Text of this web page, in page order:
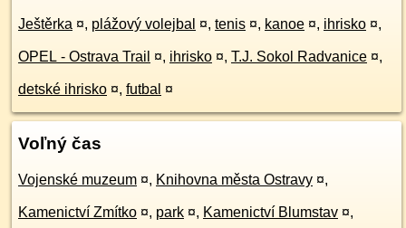
Ještěrka ¤, plážový volejbal ¤, tenis ¤, kanoe ¤, ihrisko ¤,
OPEL - Ostrava Trail ¤, ihrisko ¤, T.J. Sokol Radvanice ¤,
detské ihrisko ¤, futbal ¤
Voľný čas
Vojenské muzeum ¤, Knihovna města Ostravy ¤,
Kamenictví Zmítko ¤, park ¤, Kamenictví Blumstav ¤,